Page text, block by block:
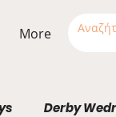
More
Derby